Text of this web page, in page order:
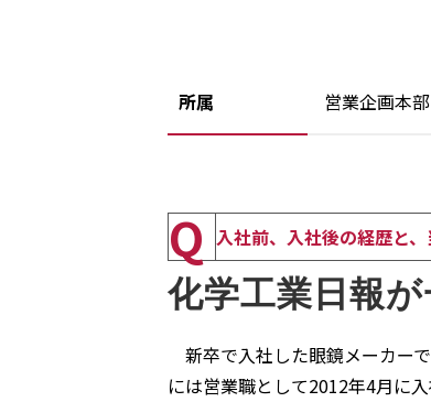
所属 営業企画本
Q 入社前、入社後の経歴と
化学工業日報
新卒で入社した眼鏡メーカー
には営業職として2012年4月に